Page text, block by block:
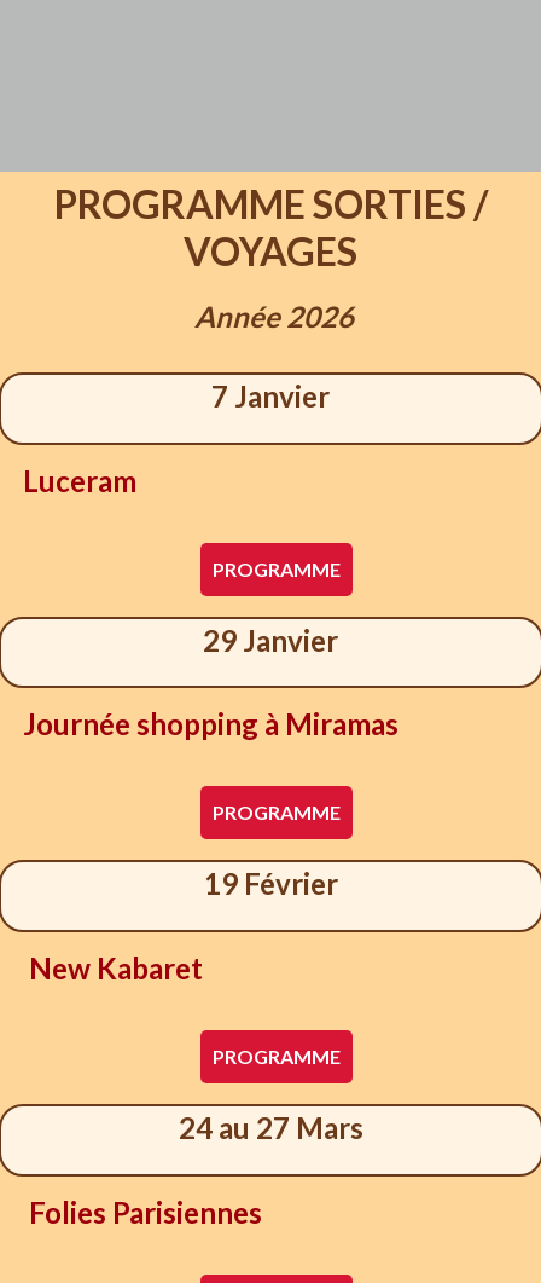
PROGRAMME SORTIES /
VOYAGES
Année 2026
7 Janvier
Luceram
PROGRAMME
29 Janvier
Journée shopping à Miramas
PROGRAMME
19 Février
New Kabaret
PROGRAMME
24 au 27 Mars
Folies Parisiennes